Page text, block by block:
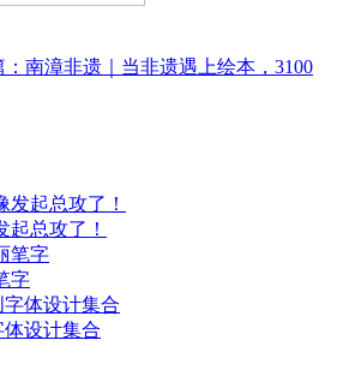
：南漳非遗｜当非遗遇上绘本，3100
起总攻了！
字
设计集合